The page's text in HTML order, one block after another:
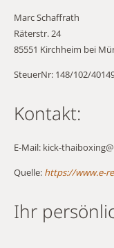
Marc Schaffrath
Räterstr. 24
85551 Kirchheim bei
SteuerNr: 148/102/
Kontakt:
E-Mail: kick-
Quelle: https://www.e-
Ihr